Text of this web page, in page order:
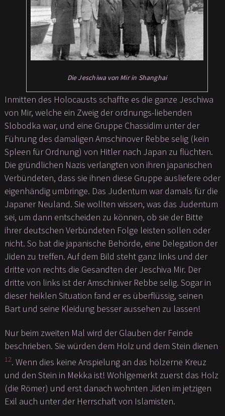
Die Jeschiwa von Mir in Shanghai
Inmitten des Holocausts schaffte es die ganze Jeschiwa
von Mir, welche ein Zweig der ordnungs-liebenden
Slobodka war, und eine Gruppe Chassidim unter der
Führung des damaligen Amschinover Rebbe selig (kein
Spleen für Ordnung) von Hitler nach Japan zu flüchten.
Die gründlichen Nazis verlangten von ihren japanischen
Verbündeten, dass sie ihnen diese Gruppe ausliefere oder
eigenhändig umbringe. Das Judentum war damals für die
Japaner Neuland. Sie wollten wissen, was das Judentum
sei, um dann entscheiden zu können, ob sie der Bitte
ihrer deutschen Verbündeten Folge leisten sollen oder
nicht. So bat die japanische Behörde, eine Delegation der
Jiden zu treffen. Auf dem Bild steht ganz links und der
dritte von rechts die Gesandten der Jeschiva Mir. Der
dritte von links ist der Amschiniver Rebbe selig. Sogar in
dieser heiklen Situation fand er es überflüssig, seinen
Bart und seine Kleidung besser aussehen zu lassen!
Nur beim zweiten Mal wird der Glauben der Feinde
beschrieben. Sie würden dem Holz und dem Stein dienen
12. Wenn dies keine Anspielung an das hölzerne Kreuz
und den Stein in Mekka ist! Wohlgemerkt zuerst das Holz
(die Römer) und erst danach wohnten Jiden im jetzigen
Exil auch unter der Herrschaft von Islamisten.